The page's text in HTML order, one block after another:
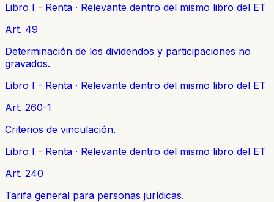
Libro I - Renta · Relevante dentro del mismo libro del ET
Art. 49
Determinación de los dividendos y participaciones no
gravados.
Libro I - Renta · Relevante dentro del mismo libro del ET
Art. 260-1
Criterios de vinculación.
Libro I - Renta · Relevante dentro del mismo libro del ET
Art. 240
Tarifa general para personas jurídicas.